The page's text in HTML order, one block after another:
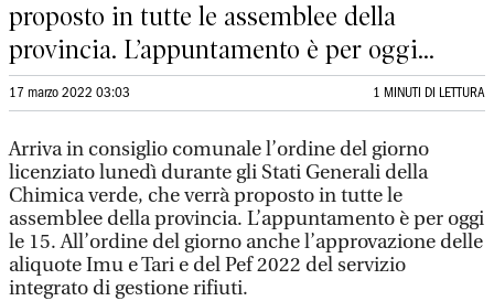
proposto in tutte le assemblee della
provincia. L’appuntamento è per oggi...
17 marzo 2022 03:03 1 MINUTI DI LETTURA
Arriva in consiglio comunale l’ordine del giorno
licenziato lunedì durante gli Stati Generali della
Chimica verde, che verrà proposto in tutte le
assemblee della provincia. L’appuntamento è per oggi
le 15. All’ordine del giorno anche l’approvazione delle
aliquote Imu e Tari e del Pef 2022 del servizio
integrato di gestione rifiuti.